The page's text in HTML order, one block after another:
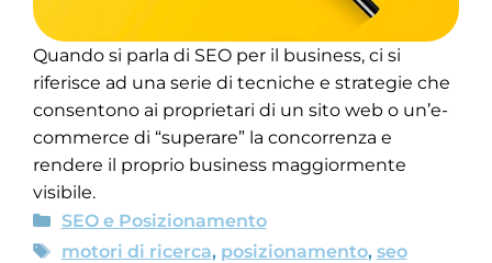
Quando si parla di SEO per il business, ci si
riferisce ad una serie di tecniche e strategie che
consentono ai proprietari di un sito web o un’e-
commerce di “superare” la concorrenza e
rendere il proprio business maggiormente
visibile.
SEO e Posizionamento
motori di ricerca, posizionamento, seo